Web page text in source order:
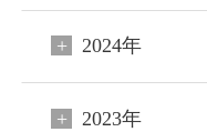
2024年
2023年